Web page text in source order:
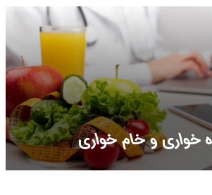
خواری و خام خواری